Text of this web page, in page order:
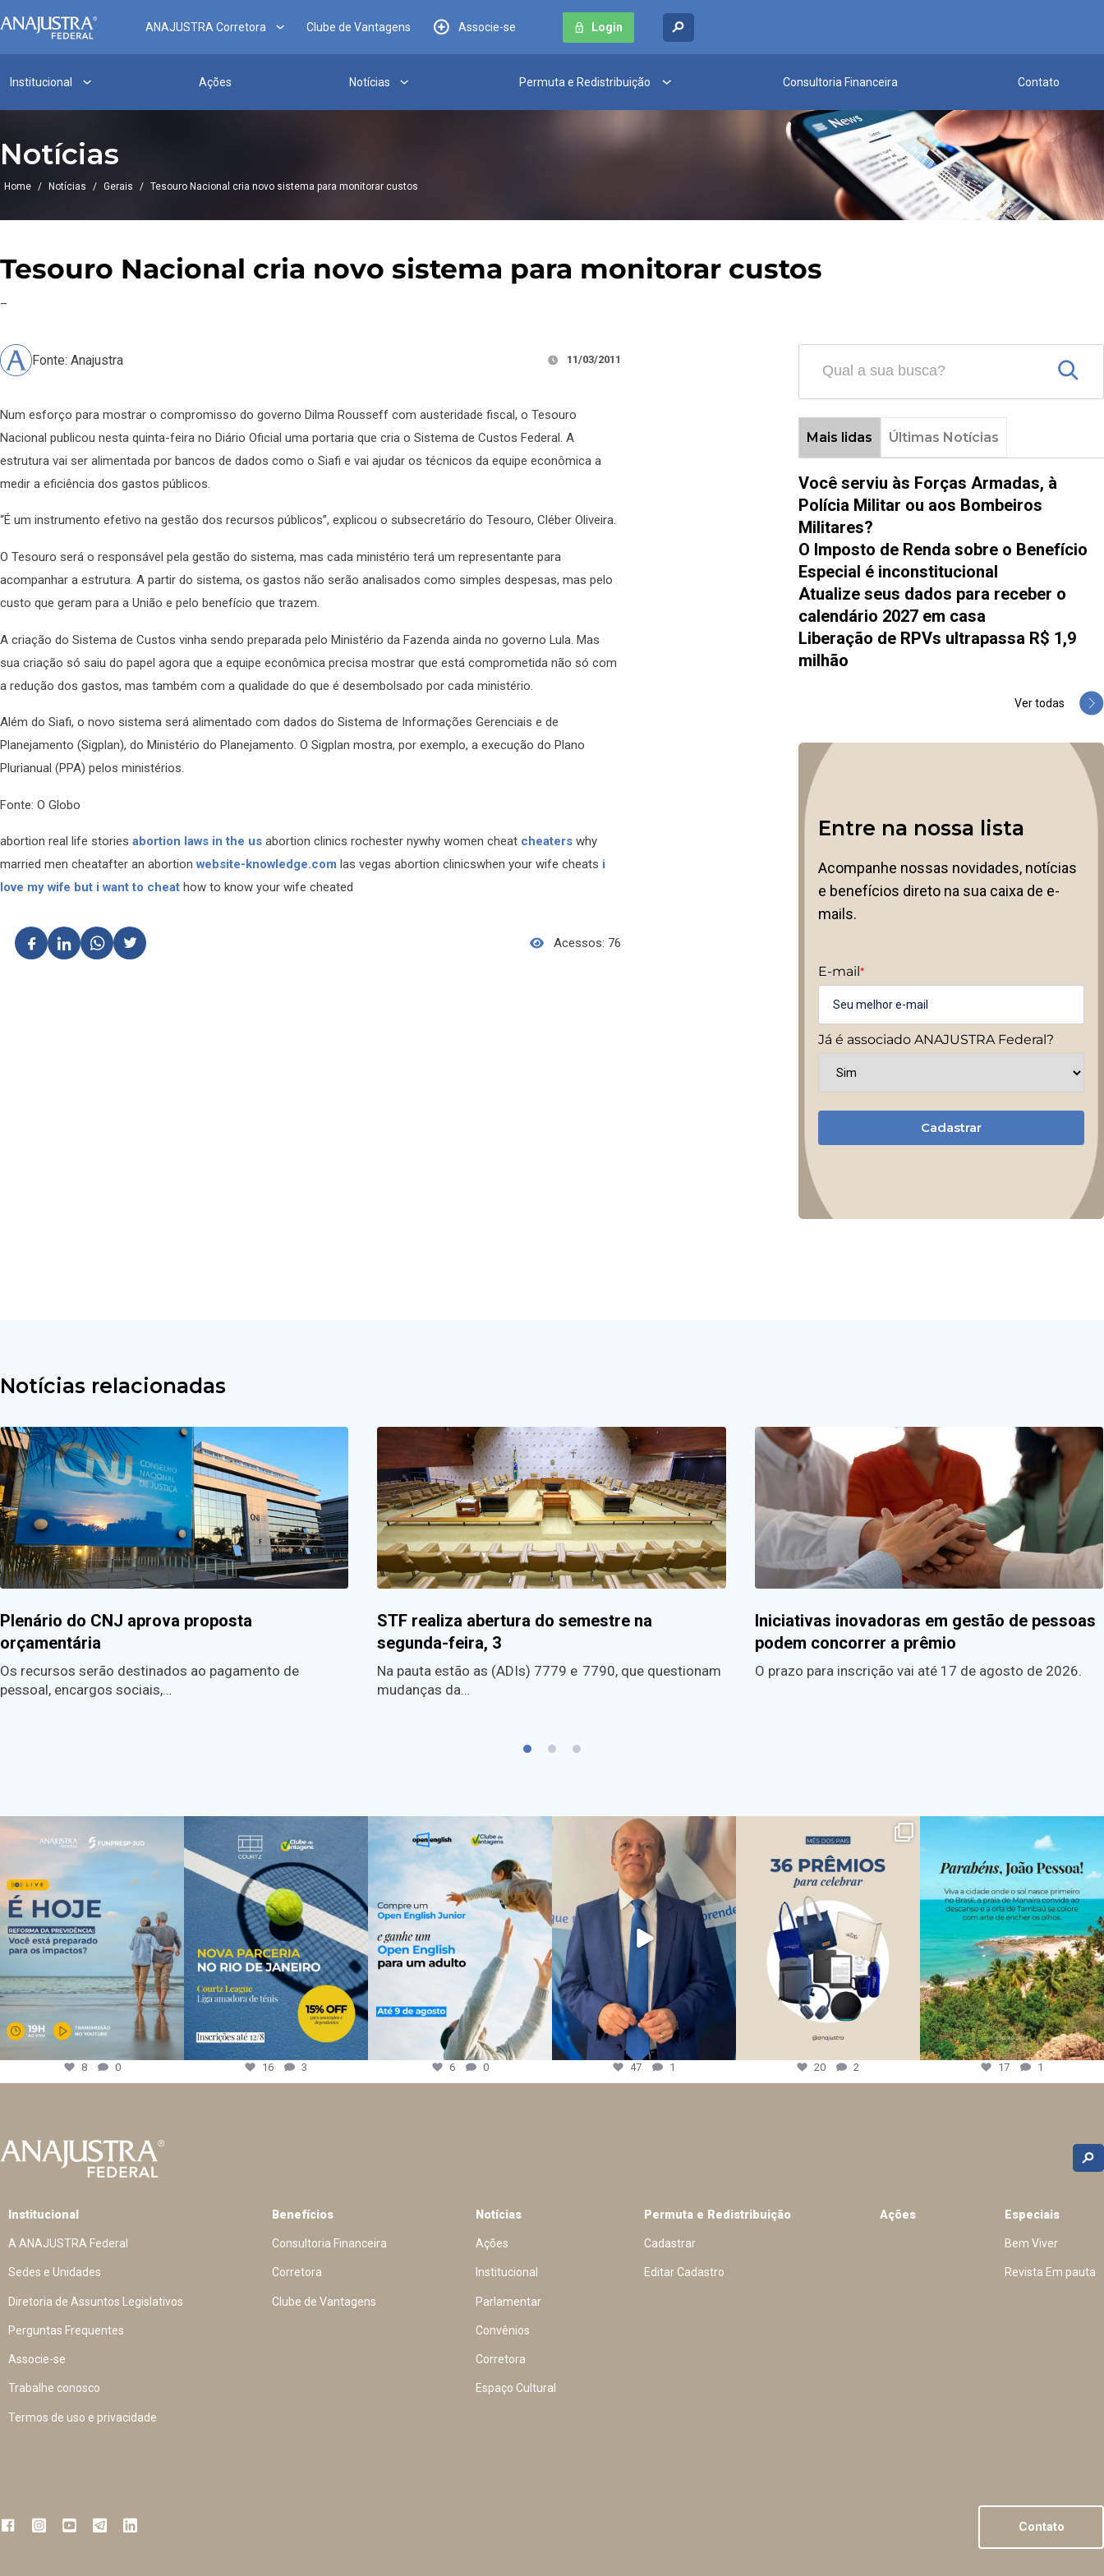
ANAJUSTRA Corretora Clube de Vantagens Associe-se Login
Institucional Ações Notícias Permuta e Redistribuição Consultoria Financeira Contato
Notícias
Home / Notícias / Gerais / Tesouro Nacional cria novo sistema para monitorar custos
Tesouro Nacional cria novo sistema para monitorar custos
–
Fonte: Anajustra 11/03/2011
Num esforço para mostrar o compromisso do governo Dilma Rousseff com austeridade fiscal, o Tesouro
Nacional publicou nesta quinta-feira no Diário Oficial uma portaria que cria o Sistema de Custos Federal. A
estrutura vai ser alimentada por bancos de dados como o Siafi e vai ajudar os técnicos da equipe econômica a
medir a eficiência dos gastos públicos.
“É um instrumento efetivo na gestão dos recursos públicos”, explicou o subsecretário do Tesouro, Cléber Oliveira.
O Tesouro será o responsável pela gestão do sistema, mas cada ministério terá um representante para
acompanhar a estrutura. A partir do sistema, os gastos não serão analisados como simples despesas, mas pelo
custo que geram para a União e pelo benefício que trazem.
A criação do Sistema de Custos vinha sendo preparada pelo Ministério da Fazenda ainda no governo Lula. Mas
sua criação só saiu do papel agora que a equipe econômica precisa mostrar que está comprometida não só com
a redução dos gastos, mas também com a qualidade do que é desembolsado por cada ministério.
Além do Siafi, o novo sistema será alimentado com dados do Sistema de Informações Gerenciais e de
Planejamento (Sigplan), do Ministério do Planejamento. O Sigplan mostra, por exemplo, a execução do Plano
Plurianual (PPA) pelos ministérios.
Fonte: O Globo
abortion real life stories abortion laws in the us abortion clinics rochester nywhy women cheat cheaters why
married men cheatafter an abortion website-knowledge.com las vegas abortion clinicswhen your wife cheats i
love my wife but i want to cheat how to know your wife cheated
Acessos: 76
Mais lidas Últimas Notícias
Você serviu às Forças Armadas, à
Polícia Militar ou aos Bombeiros
Militares?
O Imposto de Renda sobre o Benefício
Especial é inconstitucional
Atualize seus dados para receber o
calendário 2027 em casa
Liberação de RPVs ultrapassa R$ 1,9
milhão
Ver todas
Entre na nossa lista
Acompanhe nossas novidades, notícias
e benefícios direto na sua caixa de e-
mails.
E-mail *
Já é associado ANAJUSTRA Federal?
Cadastrar
Notícias relacionadas
Plenário do CNJ aprova proposta
orçamentária
Os recursos serão destinados ao pagamento de
pessoal, encargos sociais,…
STF realiza abertura do semestre na
segunda-feira, 3
Na pauta estão as (ADIs) 7779 e 7790, que questionam
mudanças da…
Iniciativas inovadoras em gestão de pessoas
podem concorrer a prêmio
O prazo para inscrição vai até 17 de agosto de 2026.
8 0 16 3 6 0 47 1 20 2 17 1
Institucional
A ANAJUSTRA Federal
Sedes e Unidades
Diretoria de Assuntos Legislativos
Perguntas Frequentes
Associe-se
Trabalhe conosco
Termos de uso e privacidade
Benefícios
Consultoria Financeira
Corretora
Clube de Vantagens
Notícias
Ações
Institucional
Parlamentar
Convênios
Corretora
Espaço Cultural
Permuta e Redistribuição
Cadastrar
Editar Cadastro
Ações Especiais
Bem Viver
Revista Em pauta
Contato